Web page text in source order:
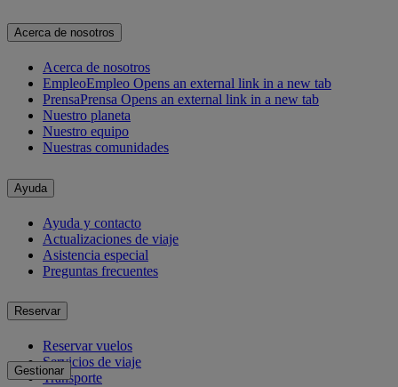
Acerca de nosotros
Acerca de nosotros
EmpleoEmpleo Opens an external link in a new tab
PrensaPrensa Opens an external link in a new tab
Nuestro planeta
Nuestro equipo
Nuestras comunidades
Ayuda
Ayuda y contacto
Actualizaciones de viaje
Asistencia especial
Preguntas frecuentes
Reservar
Reservar vuelos
Servicios de viaje
Transporte
Gestionar